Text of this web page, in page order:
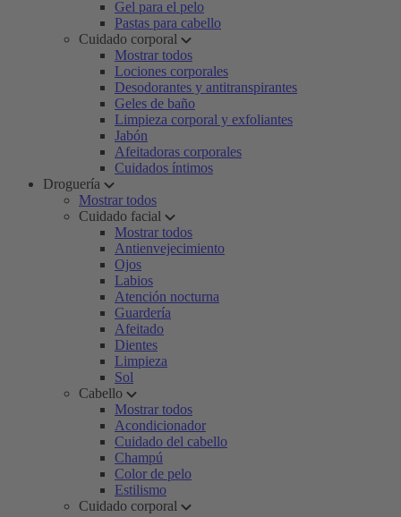
Gel para el pelo
Pastas para cabello
Cuidado corporal
Mostrar todos
Lociones corporales
Desodorantes y antitranspirantes
Geles de baño
Limpieza corporal y exfoliantes
Jabón
Afeitadoras corporales
Cuidados íntimos
Droguería
Mostrar todos
Cuidado facial
Mostrar todos
Antienvejecimiento
Ojos
Labios
Atención nocturna
Guardería
Afeitado
Dientes
Limpieza
Sol
Cabello
Mostrar todos
Acondicionador
Cuidado del cabello
Champú
Color de pelo
Estilismo
Cuidado corporal